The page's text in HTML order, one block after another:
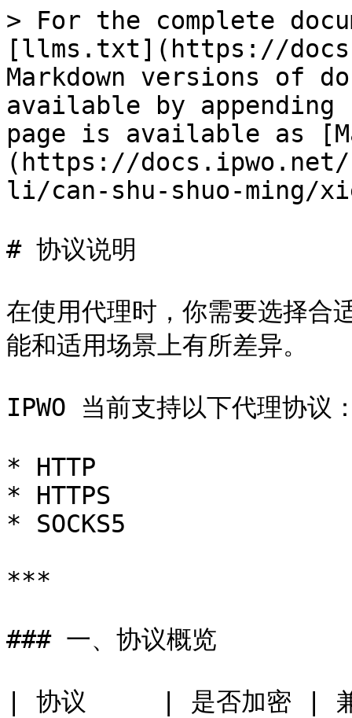
> For the complete
[llms.txt](https://
Markdown versions of
available by
page is available as
(https://
li/can-shu-shuo-ming/
# 协议说明
在使用代理时，你需要选择合
能和适用场景上有所差异。
IPWO 当前支持以下代理协议
* HTTP
* HTTPS
* SOCKS5
***
### 一、协议概览
| 协议     | 是否加密 |